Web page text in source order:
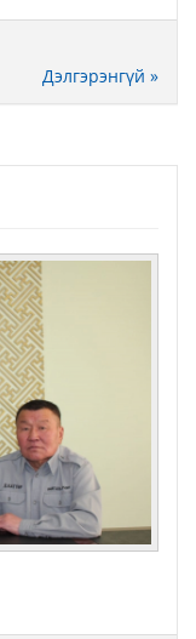
Дэлгэрэнгүй »